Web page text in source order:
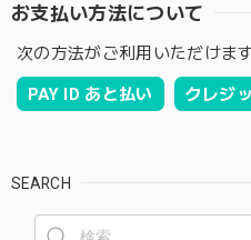
お支払い方法について
次の方法がご利用いただけます
PAY ID あと払い クレジ
SEARCH